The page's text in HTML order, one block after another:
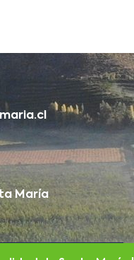
María